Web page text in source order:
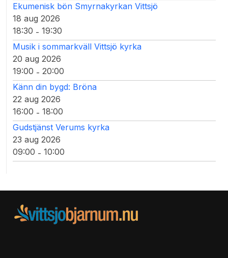
Ekumenisk bön Smyrnakyrkan Vittsjö
18 aug 2026
18:30 - 19:30
Musik i sommarkväll Vittsjö kyrka
20 aug 2026
19:00 - 20:00
Känn din bygd: Bröna
22 aug 2026
16:00 - 18:00
Gudstjänst Verums kyrka
23 aug 2026
09:00 - 10:00